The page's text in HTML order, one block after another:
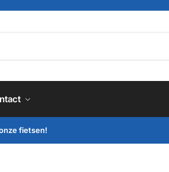
fietsen!